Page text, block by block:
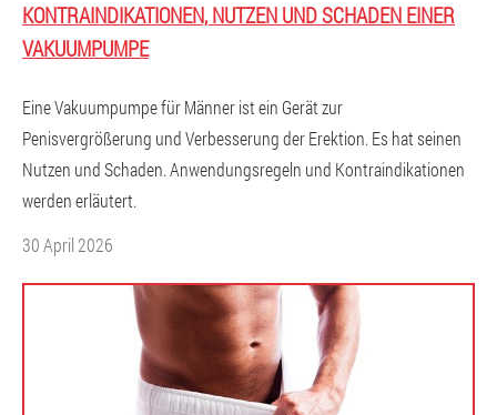
KONTRAINDIKATIONEN, NUTZEN UND SCHADEN EINER
VAKUUMPUMPE
Eine Vakuumpumpe für Männer ist ein Gerät zur
Penisvergrößerung und Verbesserung der Erektion. Es hat seinen
Nutzen und Schaden. Anwendungsregeln und Kontraindikationen
werden erläutert.
30 April 2026